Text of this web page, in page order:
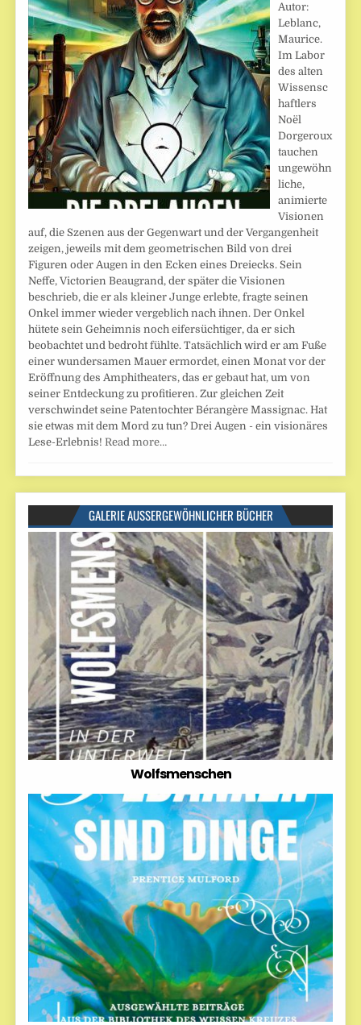
Autor:
Leblanc,
Maurice.
Im Labor
des alten
Wissensc
haftlers
Noël
Dorgeroux
tauchen
ungewöhn
liche,
animierte
Visionen
auf, die Szenen aus der Gegenwart und der Vergangenheit
zeigen, jeweils mit dem geometrischen Bild von drei
Figuren oder Augen in den Ecken eines Dreiecks. Sein
Neffe, Victorien Beaugrand, der später die Visionen
beschrieb, die er als kleiner Junge erlebte, fragte seinen
Onkel immer wieder vergeblich nach ihnen. Der Onkel
hütete sein Geheimnis noch eifersüchtiger, da er sich
beobachtet und bedroht fühlte. Tatsächlich wird er am Fuße
einer wundersamen Mauer ermordet, einen Monat vor der
Eröffnung des Amphitheaters, das er gebaut hat, um von
seiner Entdeckung zu profitieren. Zur gleichen Zeit
verschwindet seine Patentochter Bérangère Massignac. Hat
sie etwas mit dem Mord zu tun? Drei Augen - ein visionäres
Lese-Erlebnis!Read more…
GALERIE AUSSERGEWÖHNLICHER BÜCHER
Wolfsmenschen